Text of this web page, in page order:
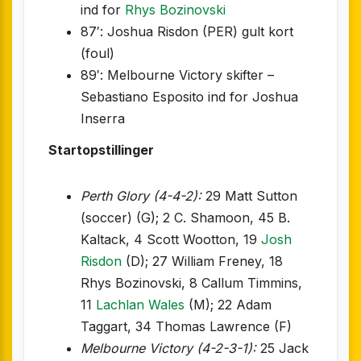
ind for Rhys Bozinovski
87′: Joshua Risdon (PER) gult kort
(foul)
89′: Melbourne Victory skifter –
Sebastiano Esposito ind for Joshua
Inserra
Startopstillinger
Perth Glory (4-4-2):29 Matt Sutton
(soccer) (G); 2 C. Shamoon, 45 B.
Kaltack, 4 Scott Wootton, 19 Josh
Risdon (D); 27 William Freney, 18
Rhys Bozinovski, 8 Callum Timmins,
11 Lachlan Wales (M); 22 Adam
Taggart, 34 Thomas Lawrence (F)
Melbourne Victory (4-2-3-1):25 Jack